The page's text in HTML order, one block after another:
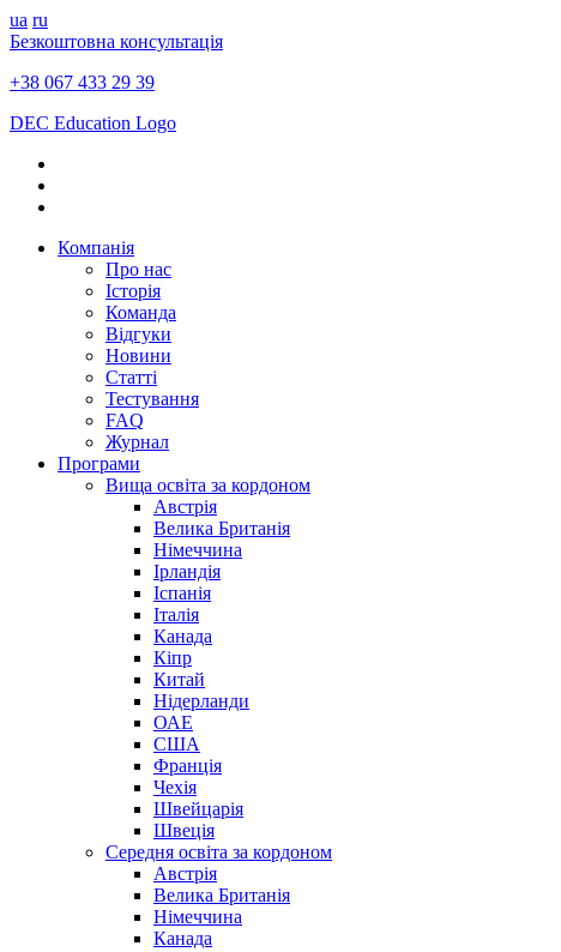
ua ru
Безкоштовна консультація
+38 067 433 29 39
DEC Education Logo
Компанія
Про нас
Історія
Команда
Відгуки
Новини
Статті
Тестування
FAQ
Журнал
Програми
Вища освіта за кордоном
Австрія
Велика Британія
Німеччина
Ірландія
Іспанія
Італія
Канада
Кіпр
Китай
Нідерланди
ОАЕ
США
Франція
Чехія
Швейцарія
Швеція
Середня освіта за кордоном
Австрія
Велика Британія
Німеччина
Канада